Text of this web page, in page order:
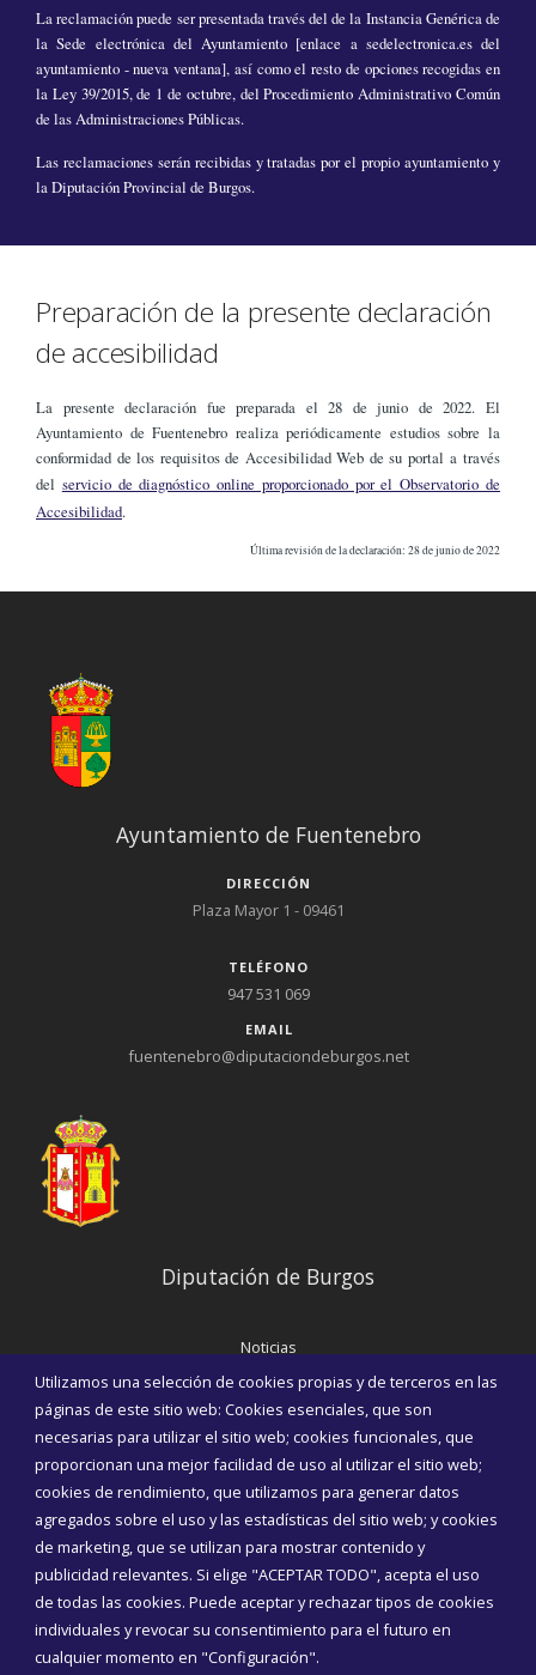
La reclamación puede ser presentada través del de la Instancia Genérica de
la Sede electrónica del Ayuntamiento [enlace a sedelectronica.es del
ayuntamiento - nueva ventana], así como el resto de opciones recogidas en
la Ley 39/2015, de 1 de octubre, del Procedimiento Administrativo Común
de las Administraciones Públicas.
Las reclamaciones serán recibidas y tratadas por el propio ayuntamiento y
la Diputación Provincial de Burgos.
Preparación de la presente declaración
de accesibilidad
La presente declaración fue preparada el 28 de junio de 2022. El
Ayuntamiento de Fuentenebro realiza periódicamente estudios sobre la
conformidad de los requisitos de Accesibilidad Web de su portal a través
del servicio de diagnóstico online proporcionado por el Observatorio de
Accesibilidad.
Última revisión de la declaración: 28 de junio de 2022
Utilizamos una selección de cookies propias y de terceros en las
páginas de este sitio web: Cookies esenciales, que son
necesarias para utilizar el sitio web; cookies funcionales, que
proporcionan una mejor facilidad de uso al utilizar el sitio web;
cookies de rendimiento, que utilizamos para generar datos
agregados sobre el uso y las estadísticas del sitio web; y cookies
de marketing, que se utilizan para mostrar contenido y
publicidad relevantes. Si elige "ACEPTAR TODO", acepta el uso
de todas las cookies. Puede aceptar y rechazar tipos de cookies
individuales y revocar su consentimiento para el futuro en
cualquier momento en "Configuración".
Ayuntamiento de Fuentenebro
DIRECCIÓN
Plaza Mayor 1 - 09461
TELÉFONO
947 531 069
EMAIL
fuentenebro@diputaciondeburgos.net
Diputación de Burgos
Noticias
Eventos
Corporación Municipal
Teléfonos de interés
INICIAR SESIÓN
MAPA WEB